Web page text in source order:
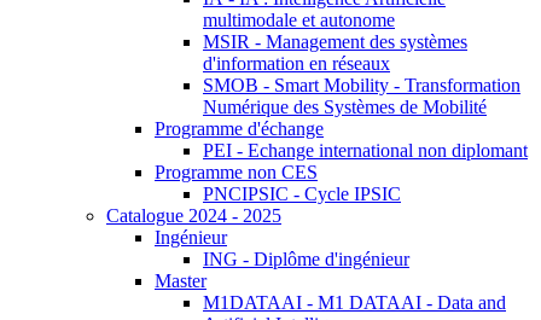
multimodale et autonome
MSIR - Management des systèmes
d'information en réseaux
SMOB - Smart Mobility - Transformation
Numérique des Systèmes de Mobilité
Programme d'échange
PEI - Echange international non diplomant
Programme non CES
PNCIPSIC - Cycle IPSIC
Catalogue 2024 - 2025
Ingénieur
ING - Diplôme d'ingénieur
Master
M1DATAAI - M1 DATAAI - Data and